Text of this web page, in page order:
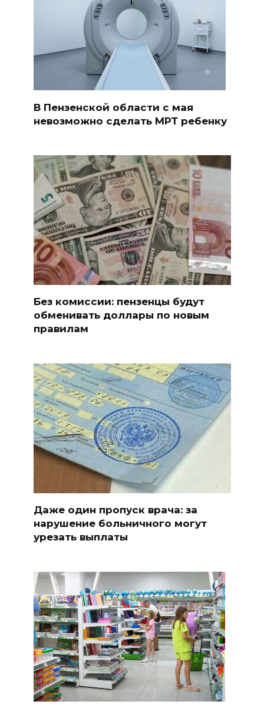
В Пензенской области с мая
невозможно сделать МРТ ребенку
Без комиссии: пензенцы будут
обменивать доллары по новым
правилам
Даже один пропуск врача: за
нарушение больничного могут
урезать выплаты